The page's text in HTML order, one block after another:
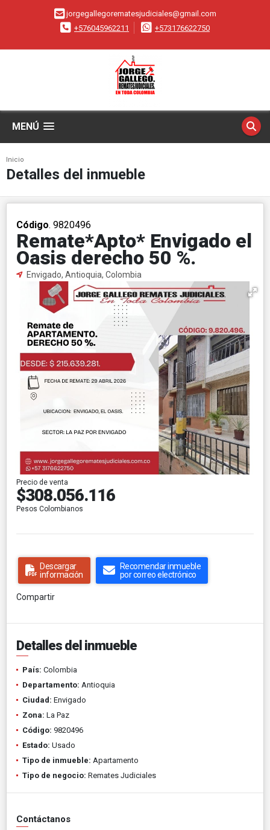
jorgegallegorematesjudiciales@gmail.com
+576045962211
+573176622750
MENÚ
Inicio
Detalles del inmueble
Código. 9820496
Remate*Apto* Envigado el
Oasis derecho 50 %.
Envigado, Antioquia, Colombia
Precio de venta
$308.056.116
Pesos Colombianos
Descargar
información
Recomendar inmueble
por correo electrónico
Compartir
Detalles del inmueble
País: Colombia
Departamento: Antioquia
Ciudad: Envigado
Zona: La Paz
Código: 9820496
Estado: Usado
Tipo de inmueble: Apartamento
Tipo de negocio: Remates Judiciales
Contáctanos